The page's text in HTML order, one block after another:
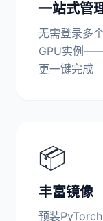
一站式管
无需登录多
GPU实例——
更一键完成
📦
丰富镜像
预装